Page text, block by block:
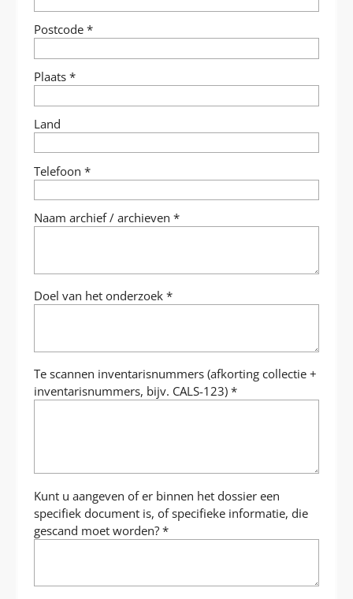
Postcode *
Plaats *
Land
Telefoon *
Naam archief / archieven *
Doel van het onderzoek *
Te scannen inventarisnummers (afkorting collectie +
inventarisnummers, bijv. CALS-123) *
Kunt u aangeven of er binnen het dossier een
specifiek document is, of specifieke informatie, die
gescand moet worden? *